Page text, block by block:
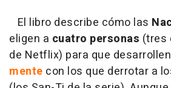
El libro describe cómo las
eligen a cuatro personas (tres
de Netflix) para que desarrollen
mente con los que derrotar a